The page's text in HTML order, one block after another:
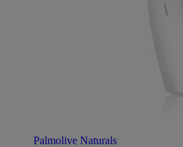
Palmolive Naturals